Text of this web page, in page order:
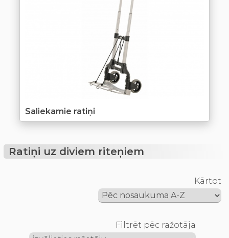
Saliekamie ratiņi
Ratiņi uz diviem riteņiem
Kārtot
Filtrēt pēc ražotāja